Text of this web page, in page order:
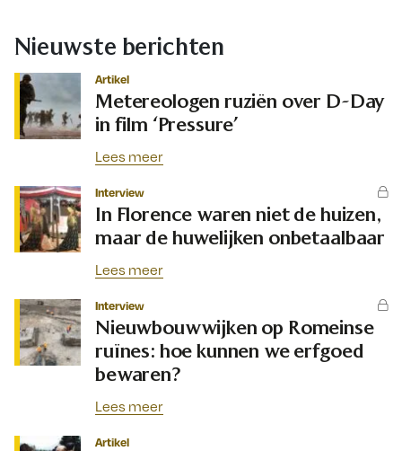
Nieuwste berichten
Artikel
Metereologen ruziën over D-Day
in film ‘Pressure’
Lees meer
Interview
In Florence waren niet de huizen,
maar de huwelijken onbetaalbaar
Lees meer
Interview
Nieuwbouwwijken op Romeinse
ruïnes: hoe kunnen we erfgoed
bewaren?
Lees meer
Artikel